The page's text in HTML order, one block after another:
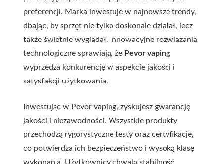
preferencji. Marka inwestuje w najnowsze trendy,
dbając, by sprzęt nie tylko doskonale działał, lecz
także świetnie wyglądał. Innowacyjne rozwiązania
technologiczne sprawiają, że Pevor vaping
wyprzedza konkurencję w aspekcie jakości i
satysfakcji użytkowania.
Inwestując w Pevor vaping, zyskujesz gwarancję
jakości i niezawodności. Wszystkie produkty
przechodzą rygorystyczne testy oraz certyfikacje,
co potwierdza ich bezpieczeństwo i wysoką klasę
wykonania. Użytkownicy chwalą stabilność